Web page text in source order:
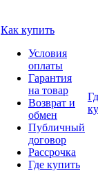
Как купить
Условия
оплаты
Гарантия
на товар
Возврат и
обмен
Публичный
договор
Рассрочка
Где купить